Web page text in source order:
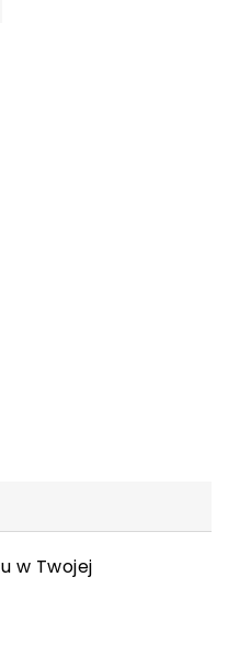
w Twojej